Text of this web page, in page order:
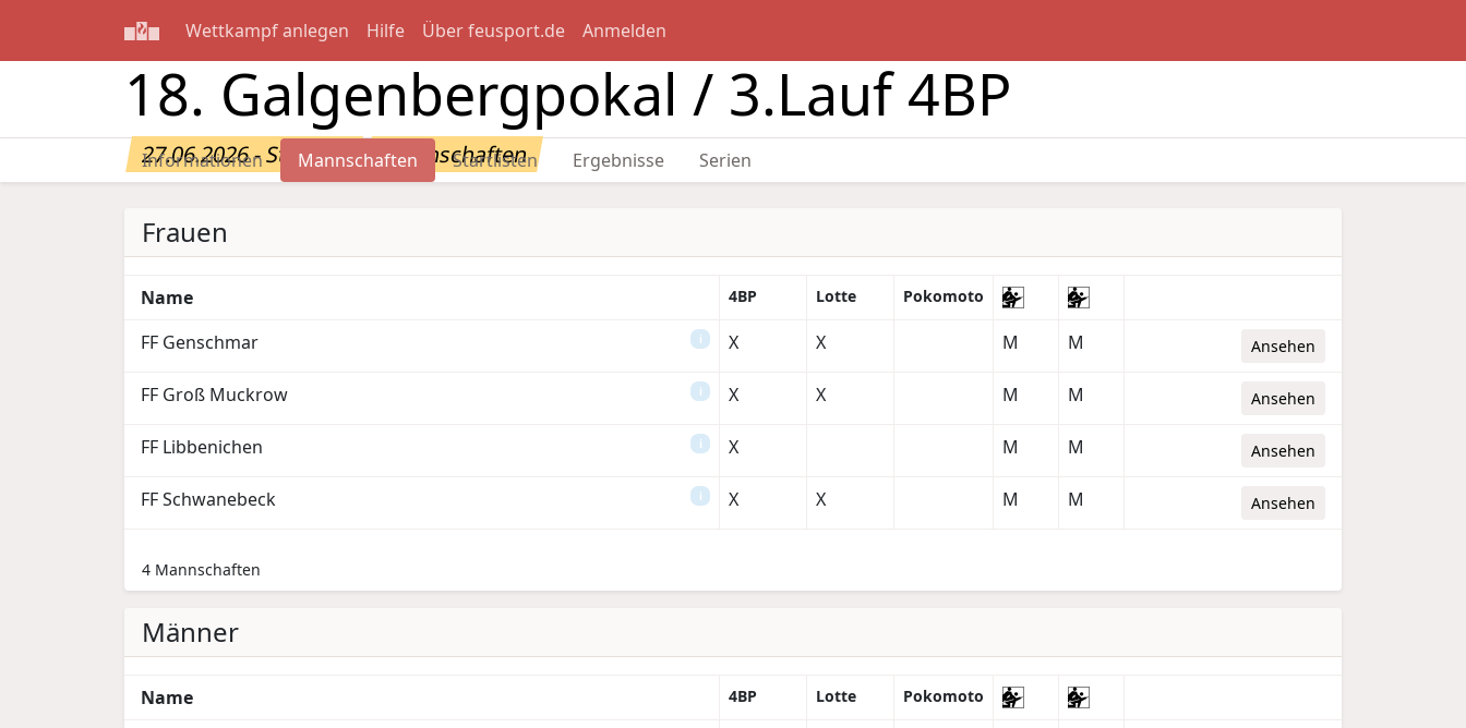
Wettkampf anlegen Hilfe Über feusport.de Anmelden
18. Galgenbergpokal / 3.Lauf 4BP
27.06.2026 - Stücken Mannschaften
Informationen Mannschaften Startlisten Ergebnisse Serien
Frauen
Name 4BP Lotte Pokomoto
FF Genschmar i X X M M Ansehen
FF Groß Muckrow i X X M M Ansehen
FF Libbenichen i X M M Ansehen
FF Schwanebeck i X X M M Ansehen
4 Mannschaften
Männer
Name 4BP Lotte Pokomoto